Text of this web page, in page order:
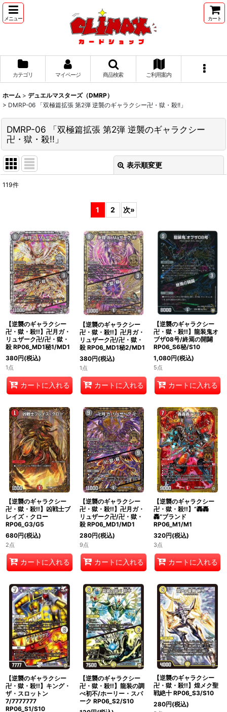
メニュー カート
カテゴリ マイページ 商品検索 ご利用案内
ホーム > デュエルマスターズ（DMRP）
> DMRP-06 「双極篇拡張 第2弾 逆襲のギャラクシー卍・獄・殺!!」
DMRP-06 「双極篇拡張 第2弾 逆襲のギャラクシー
卍・獄・殺!!」
表示順変更
絞り込む
119件
1 2 次»
【逆襲のギャラクシー
卍・獄・殺!!】卍月ガ・
リュザーク卍/卍・獄・
殺 RP06_MD1秘1/MD1
380円(税込)
1点
カートに入れる
【逆襲のギャラクシー
卍・獄・殺!!】卍月ガ・
リュザーク卍/卍・獄・
殺 RP06_MD1秘2/MD1
380円(税込)
1点
カートに入れる
【逆襲のギャラクシー
卍・獄・殺!!】龍装鬼オ
ブザ08号/終焉の開闢
RP06_S6秘/S10
1,080円(税込)
5点
カートに入れる
【逆襲のギャラクシー
卍・獄・殺!!】凶戦士ブ
レイズ・クロー
RP06_G3/G5
680円(税込)
2点
カートに入れる
【逆襲のギャラクシー
卍・獄・殺!!】卍月ガ・
リュザーク卍/卍・獄・
殺 RP06_MD1/MD1
280円(税込)
9点
カートに入れる
【逆襲のギャラクシー
卍・獄・殺!!】“轟轟
轟”ブランド
RP06_M1/M1
320円(税込)
3点
カートに入れる
【逆襲のギャラクシー
卍・獄・殺!!】キング・
ザ・スロットン
7/7777777
RP06_S1/S10
【逆襲のギャラクシー
卍・獄・殺!!】龍装の調
べ初不/ホーリー・スパ
ーク RP06_S2/S10
【逆襲のギャラクシー
卍・獄・殺!!】煌メク聖
戦絶十 RP06_S3/S10
280円(税込)